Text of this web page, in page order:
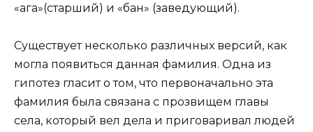
«ага»(старший) и «бан» (заведующий).
Существует несколько различных версий, как
могла появиться данная фамилия. Одна из
гипотез гласит о том, что первоначально эта
фамилия была связана с прозвищем главы
села, который вел дела и приговаривал людей